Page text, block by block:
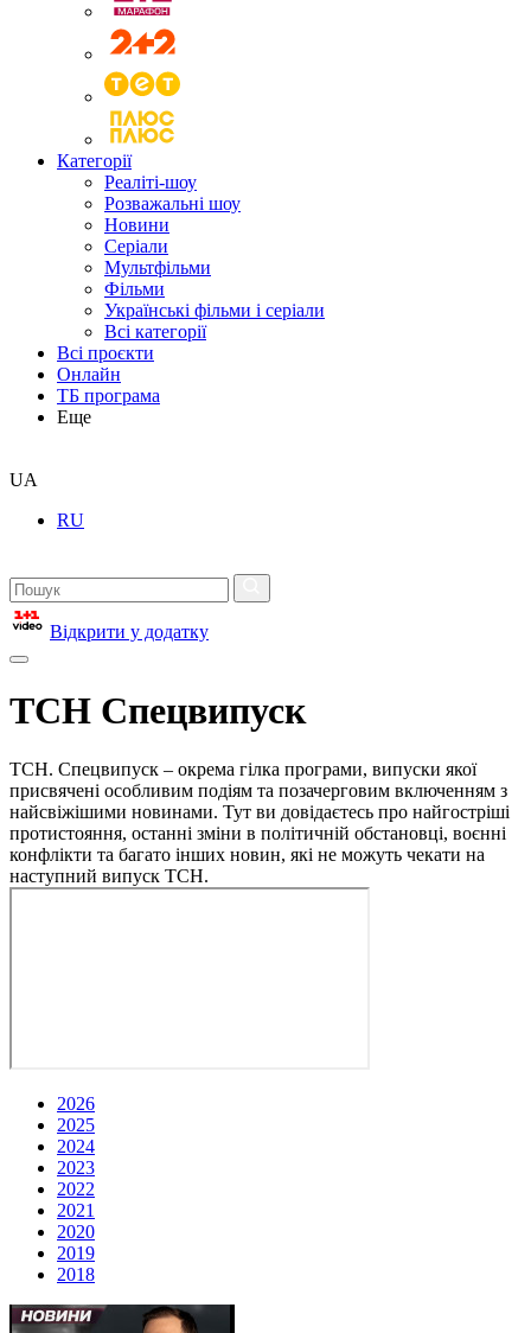
Категорії
Реаліті-шоу
Розважальні шоу
Новини
Серіали
Мультфільми
Фільми
Українські фільми і серіали
Всі категорії
Всі проєкти
Онлайн
ТБ програма
Еще
UA
RU
Відкрити у додатку
ТСН Спецвипуск
ТСН. Спецвипуск – окрема гілка програми, випуски якої
присвячені особливим подіям та позачерговим включенням з
найсвіжішими новинами. Тут ви довідаєтесь про найгостріші
протистояння, останні зміни в політичній обстановці, воєнні
конфлікти та багато інших новин, які не можуть чекати на
наступний випуск ТСН.
2026
2025
2024
2023
2022
2021
2020
2019
2018